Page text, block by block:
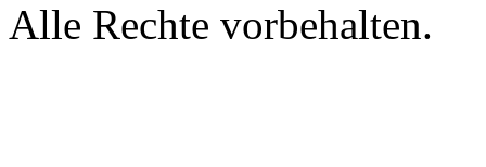
Alle Rechte vorbehalten.